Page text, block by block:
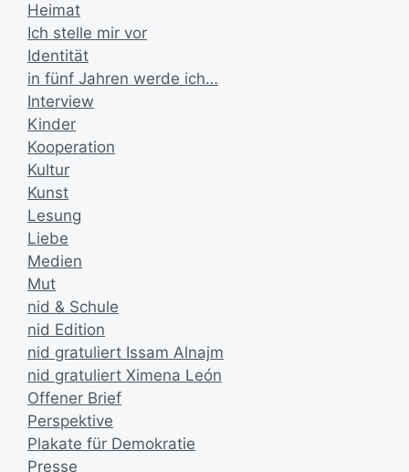
Heimat
Ich stelle mir vor
Identität
in fünf Jahren werde ich…
Interview
Kinder
Kooperation
Kultur
Kunst
Lesung
Liebe
Medien
Mut
nid & Schule
nid Edition
nid gratuliert Issam Alnajm
nid gratuliert Ximena León
Offener Brief
Perspektive
Plakate für Demokratie
Presse